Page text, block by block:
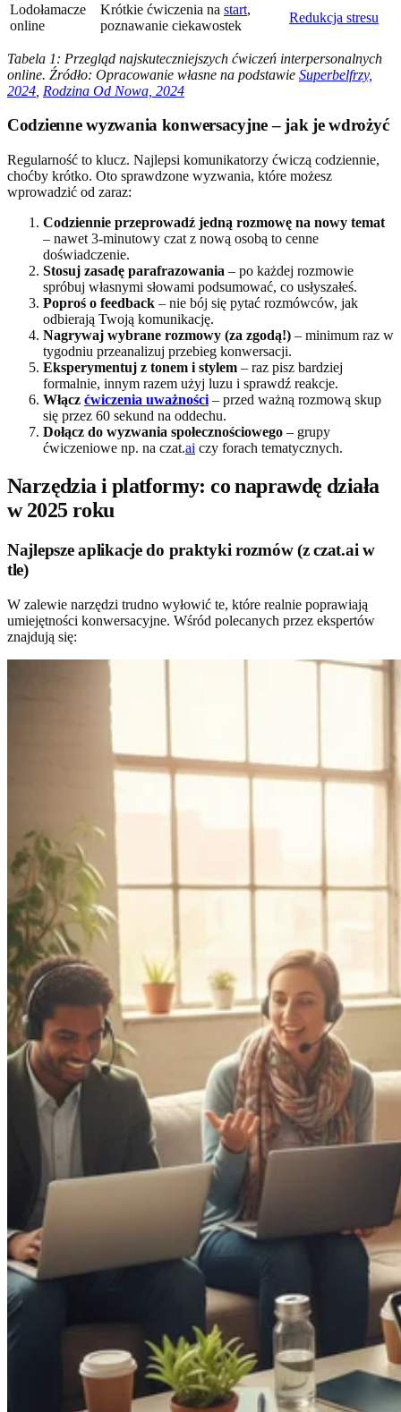
Lodołamacze
online
Krótkie ćwiczenia na start,
poznawanie ciekawostek
Redukcja stresu
Tabela 1: Przegląd najskuteczniejszych ćwiczeń interpersonalnych
online. Źródło: Opracowanie własne na podstawie Superbelfrzy,
2024 Rodzina Od Nowa, 2024
Codzienne wyzwania konwersacyjne – jak je wdrożyć
Regularność to klucz. Najlepsi komunikatorzy ćwiczą codziennie,
choćby krótko. Oto sprawdzone wyzwania, które możesz
wprowadzić od zaraz:
Codziennie przeprowadź jedną rozmowę na nowy temat
– nawet 3-minutowy czat z nową osobą to cenne
doświadczenie.
Stosuj zasadę parafrazowania – po każdej rozmowie
spróbuj własnymi słowami podsumować, co usłyszałeś.
Poproś o feedback – nie bój się pytać rozmówców, jak
odbierają Twoją komunikację.
Nagrywaj wybrane rozmowy (za zgodą!) – minimum raz w
tygodniu przeanalizuj przebieg konwersacji.
Eksperymentuj z tonem i stylem – raz pisz bardziej
formalnie, innym razem użyj luzu i sprawdź reakcje.
Włącz ćwiczenia uważności – przed ważną rozmową skup
się przez 60 sekund na oddechu.
Dołącz do wyzwania społecznościowego – grupy
ćwiczeniowe np. na czat.ai czy forach tematycznych.
Narzędzia i platformy: co naprawdę działa
w 2025 roku
Najlepsze aplikacje do praktyki rozmów (z czat.ai w
tle)
W zalewie narzędzi trudno wyłowić te, które realnie poprawiają
umiejętności konwersacyjne. Wśród polecanych przez ekspertów
znajdują się: